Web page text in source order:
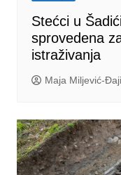
Stećci u
sprovedena
istraživanja
Maja Miljević-